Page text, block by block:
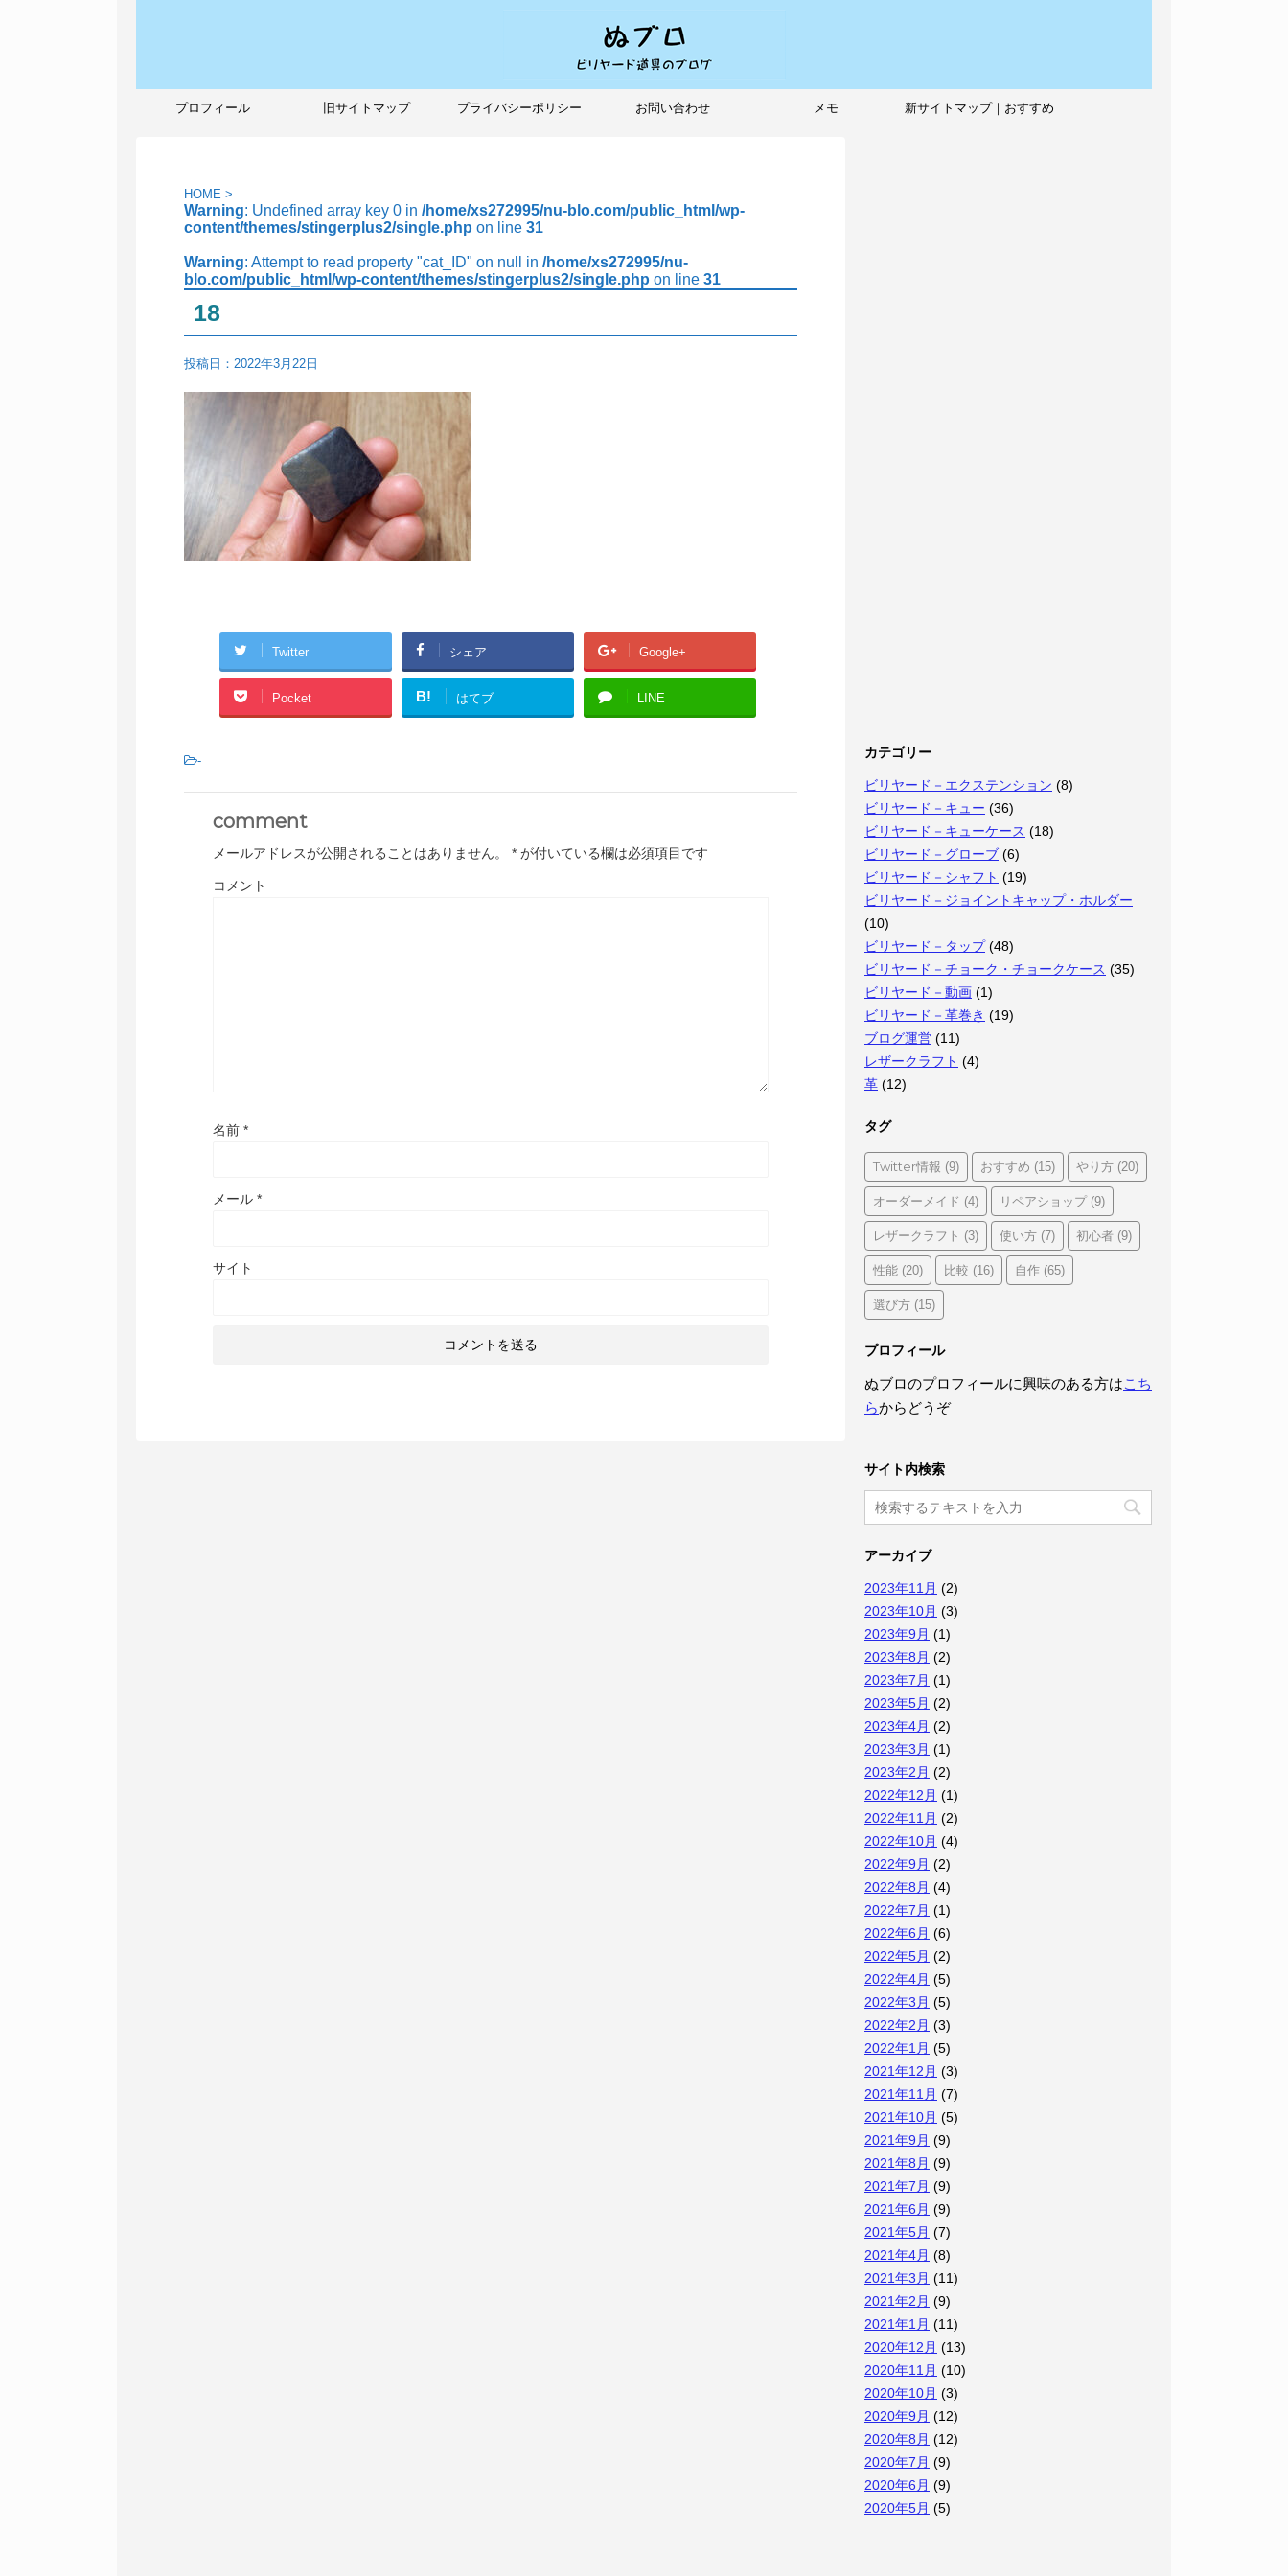
プロフィール 旧サイトマップ プライバシーポリシー お問い合わせ メモ 新サイトマップ｜おすすめ
HOME >
Warning: Undefined array key 0 in /home/xs272995/nu-blo.com/public_html/wp-
content/themes/stingerplus2/single.php on line 31
Warning: Attempt to read property "cat_ID" on null in /home/xs272995/nu-
blo.com/public_html/wp-content/themes/stingerplus2/single.php on line 31
18
投稿日： 2022年3月22日
Twitter シェア Google+
Pocket B! はてブ LINE
-
comment
メールアドレスが公開されることはありません。 * が付いている欄は必須項目です
コメント
名前 *
メール *
サイト
カテゴリー
ビリヤード－エクステンション (8)
ビリヤード－キュー (36)
ビリヤード－キューケース (18)
ビリヤード－グローブ (6)
ビリヤード－シャフト (19)
ビリヤード－ジョイントキャップ・ホルダー
(10)
ビリヤード－タップ(48)
ビリヤード－チョーク・チョークケース (35)
ビリヤード－動画 (1)
ビリヤード－革巻き (19)
ブログ運営 (11)
レザークラフト (4)
革 (12)
タグ
Twitter情報 (9) おすすめ (15) やり方 (20)
オーダーメイド (4) リペアショップ(9)
レザークラフト (3) 使い方 (7) 初心者 (9)
性能 (20) 比較 (16) 自作 (65)
選び方 (15)
プロフィール
ぬブロのプロフィールに興味のある方はこち
らからどうぞ
サイト内検索
アーカイブ
2023年11月 (2)
2023年10月 (3)
2023年9月 (1)
2023年8月 (2)
2023年7月 (1)
2023年5月 (2)
2023年4月 (2)
2023年3月 (1)
2023年2月 (2)
2022年12月 (1)
2022年11月 (2)
2022年10月 (4)
2022年9月 (2)
2022年8月 (4)
2022年7月 (1)
2022年6月 (6)
2022年5月 (2)
2022年4月 (5)
2022年3月 (5)
2022年2月 (3)
2022年1月 (5)
2021年12月 (3)
2021年11月 (7)
2021年10月 (5)
2021年9月 (9)
2021年8月 (9)
2021年7月 (9)
2021年6月 (9)
2021年5月 (7)
2021年4月 (8)
2021年3月 (11)
2021年2月 (9)
2021年1月 (11)
2020年12月 (13)
2020年11月 (10)
2020年10月 (3)
2020年9月 (12)
2020年8月 (12)
2020年7月 (9)
2020年6月 (9)
2020年5月 (5)